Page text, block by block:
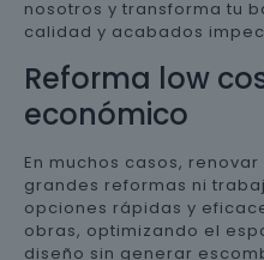
nosotros y transforma tu
calidad y acabados
Reforma low
económico
En muchos casos,
grandes reformas ni
opciones rápidas y
obras, optimizando el
diseño sin generar